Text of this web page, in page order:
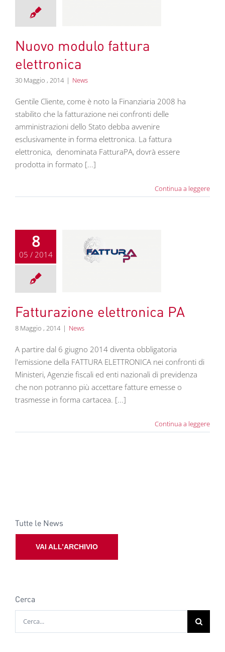
Nuovo modulo fattura
elettronica
30 Maggio , 2014 | News
Gentile Cliente, come è noto la Finanziaria 2008 ha
stabilito che la fatturazione nei confronti delle
amministrazioni dello Stato debba avvenire
esclusivamente in forma elettronica. La fattura
elettronica, denominata FatturaPA, dovrà essere
prodotta in formato [...]
Continua a leggere
8
05 / 2014
elettronica
Fatturazione elettronica PA
8 Maggio , 2014 | News
A partire dal 6 giugno 2014 diventa obbligatoria
l'emissione della FATTURA ELETTRONICA nei confronti di
Ministeri, Agenzie fiscali ed enti nazionali di previdenza
che non potranno più accettare fatture emesse o
trasmesse in forma cartacea. [...]
Continua a leggere
Tutte le News
VAI ALL’ARCHIVIO
Cerca